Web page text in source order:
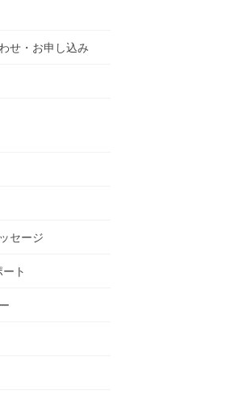
せ・お申し込み
セージ
ト